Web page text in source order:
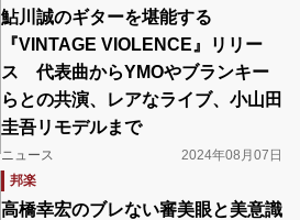
鮎川誠のギターを堪能する
『VINTAGE VIOLENCE』リリー
ス 代表曲からYMOやブランキー
らとの共演、レアなライブ、小山田
圭吾リモデルまで
ニュース
2024年08月07日
邦楽
高橋幸宏のブレない審美眼と美意識